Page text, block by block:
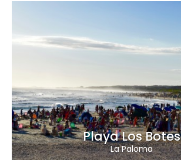
Playa Los Botes
La Paloma